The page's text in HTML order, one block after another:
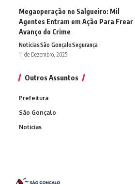
Megaoperação no Salgueiro: Mil
Agentes Entram em Ação Para Frear
Avanço do Crime
NoticiasSão GonçaloSegurança
11 de Dezembro, 2025
Outros Assuntos
Prefeitura
São Gonçalo
Noticias